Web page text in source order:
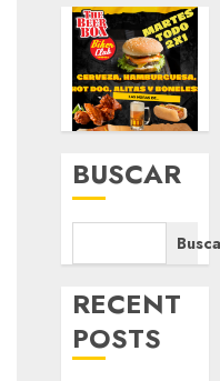
BUSCAR
RECENT
POSTS